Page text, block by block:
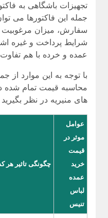
تجهیزات باشگاهی به
جمله این فاکتورها می
سفارش، میزان مرغوبیت
شرایط پرداخت و غیره
عمده و خرده با هم
با توجه به این موارد از
محاسبه قیمت تمام شده
های منیریه در نظر
عوامل
موثر در
قیمت
خرید
عمده
لباس
تنیس
چگونگی تاثیر هر